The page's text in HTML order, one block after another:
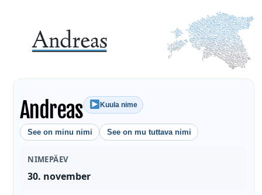
Andreas Kuula nime
See on minu nimi See on mu tuttava nimi
NIMEPÄEV
30. november